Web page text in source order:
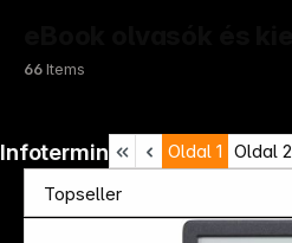
66Items
Oldal 1 Oldal2
Infoterminal